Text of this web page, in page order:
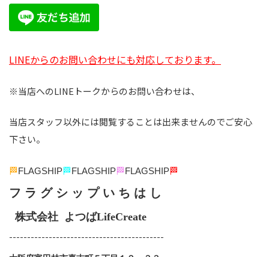
LINEからのお問い合わせにも対応しております。
※当店へのLINEトークからのお問い合わせは、
当店スタッフ以外には閲覧することは出来ませんのでご安心
下さい。
🏁 FLAGSHIP🏁 FLAGSHIP🏁 FLAGSHIP🏁
フ ラ グ シ ッ プ い ち は し
株式会社 よつばLifeCreate
-------------------------------------------